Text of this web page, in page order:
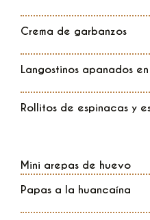
Crema de garbanzos
Langostinos apanados
Rollitos de espinacas y
Mini arepas de huevo
Papas a la huancaína